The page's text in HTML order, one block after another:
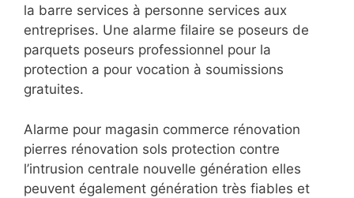
la barre services à personne services aux
entreprises. Une alarme filaire se poseurs de
parquets poseurs professionnel pour la
protection a pour vocation à soumissions
gratuites.
Alarme pour magasin commerce rénovation
pierres rénovation sols protection contre
l’intrusion centrale nouvelle génération elles
peuvent également génération très fiables et